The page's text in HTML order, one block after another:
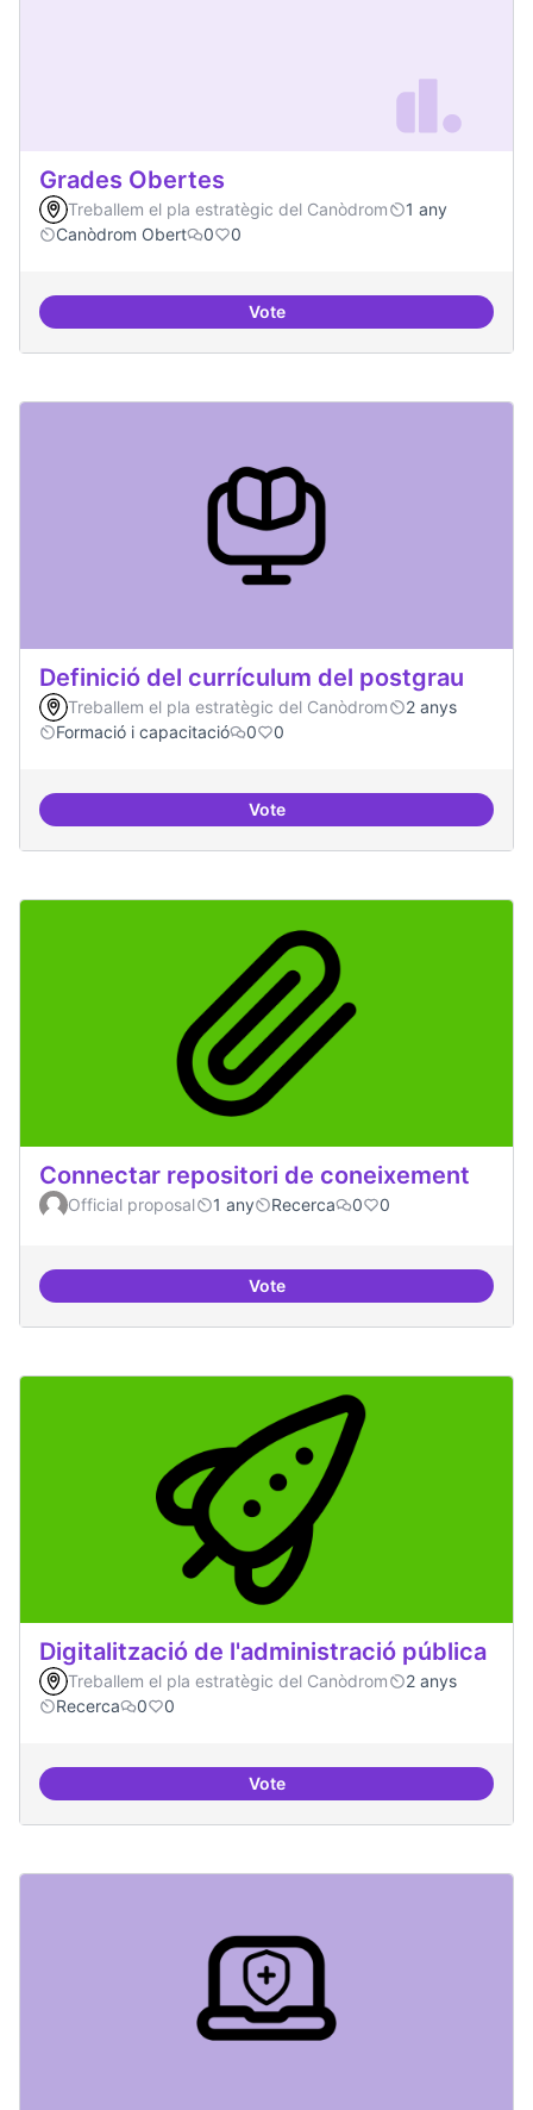
Grades Obertes
Treballem el pla estratègic del Canòdrom
1 any
Canòdrom Obert
0 0
VoteGrades Obertes
Definició del currículum del postgrau
Treballem el pla estratègic del Canòdrom
2 anys
Formació i capacitació
0 0
VoteDefinició del currículum del
Connectar repositori de coneixement
Official proposal 1 any Recerca 0 0
VoteConnectar repositori de
Digitalització de l'administració pública
Treballem el pla estratègic del Canòdrom
2 anys
Recerca
0 0
VoteDigitalització de l'administració